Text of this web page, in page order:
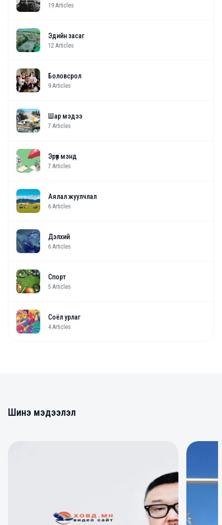
19 Articles
Эдийн засаг
12 Articles
Боловсрол
9 Articles
Шар мэдээ
7 Articles
Эрүүл мэнд
7 Articles
Аялал жуулчлал
6 Articles
Дэлхий
6 Articles
Спорт
5 Articles
Соёл урлаг
4 Articles
Шинэ мэдээлэл